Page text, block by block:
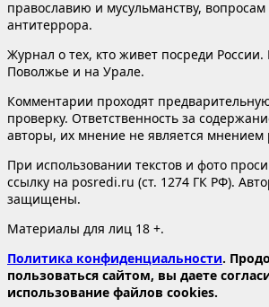
православию и мусульманству,
антитеррора.
Журнал о тех, кто живет посреди
Поволжье и на Урале.
Комментарии проходят
проверку. Ответственность за
авторы, их мнение не является мнением
При использовании текстов и фото
ссылку на posredi.ru (ст. 1274 ГК РФ).
защищены.
Материалы для лиц 18 +.
Политика конфиденциальности.
пользоваться сайтом, вы даете
использование файлов cookies.